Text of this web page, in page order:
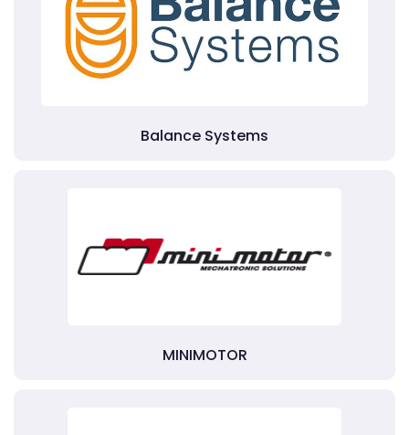
Balance Systems
MINIMOTOR